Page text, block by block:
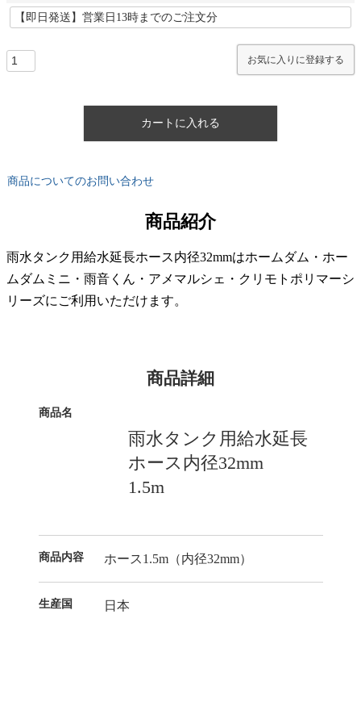
お気に入りに登録する
カートに入れる
商品についてのお問い合わせ
商品紹介
雨水タンク用給水延長ホース内径32mmはホームダム・ホー
ムダムミニ・雨音くん・アメマルシェ・クリモトポリマーシ
リーズにご利用いただけます。
商品詳細
商品名
雨水タンク用給水延長
ホース内径32mm
1.5m
商品内容 ホース1.5m（内径32mm）
生産国 日本